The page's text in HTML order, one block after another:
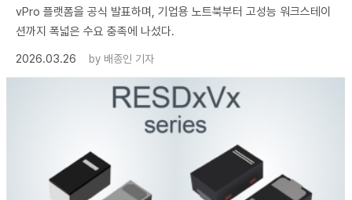
vPro 플랫폼을 공식 발표하며, 기업용 노트북부터 고성능 워크스테이
션까지 폭넓은 수요 충족에 나섰다.
2026.03.26
by 배종인 기자